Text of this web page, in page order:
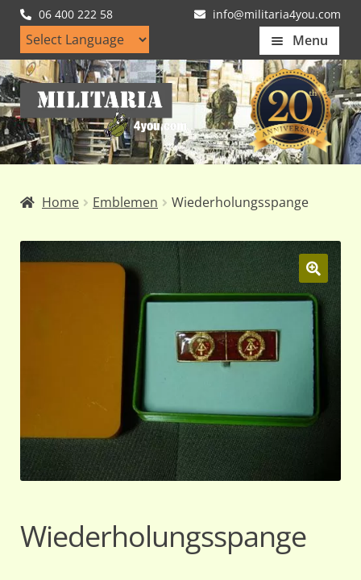
06 400 222 58 info@militaria4you.com
Menu
Home
Artikelen
Nieuws
Mijn Account
Ga
door
naar
navigatie
Ga
naar
de
inhoud
Home Emblemen Wiederholungsspange
🔍
Wiederholungsspange